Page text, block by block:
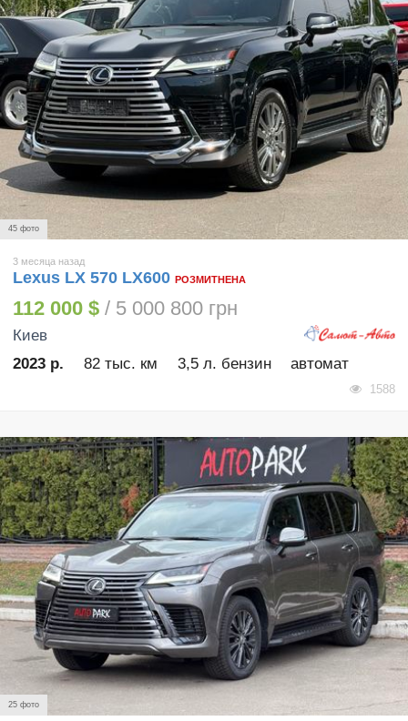
45 фото
3 месяца назад
Lexus LX 570 LX600 РОЗМИТНЕНА
112 000 $ / 5 000 800 грн
Киев
2023 р.
82 тыс. км 3,5 л. бензин автомат
1588
25 фото